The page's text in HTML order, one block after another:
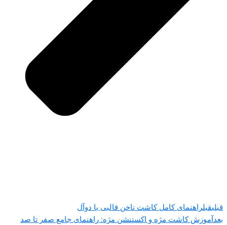
قبلیقبلراهنمای کامل کاشت ناخن قالبی یا دوآل
بعدآموزش کاشت مژه و اکستنشن مژه: راهنمای جامع صفر تا صد